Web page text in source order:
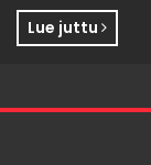
Lue juttu